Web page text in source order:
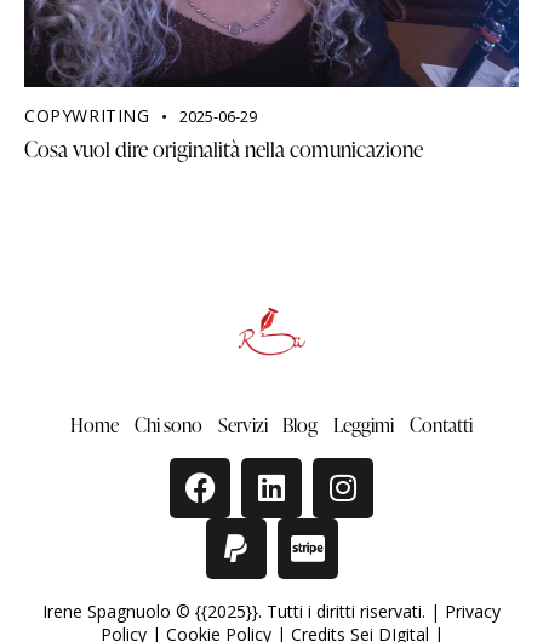
COPYWRITING 2025-06-29
Cosa vuol dire originalità nella comunicazione
Home Chi sono Servizi Blog Leggimi Contatti
Irene Spagnuolo © {{2025}}. Tutti i diritti riservati. | Privacy
Policy| Cookie Policy| Credits Sei DIgital |